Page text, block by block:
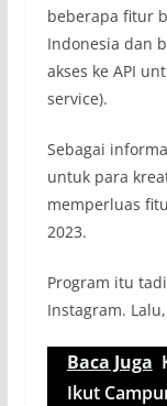
beberapa fitur
Indonesia dan
akses ke API
service).
Sebagai
untuk para
memperluas
2023.
Program itu
Instagram.
Baca Juga
Ikut